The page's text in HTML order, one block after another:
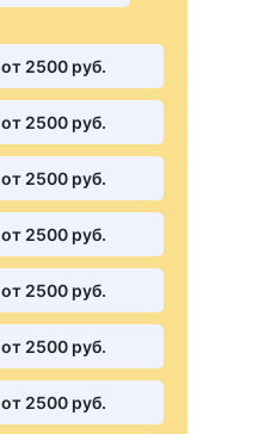
от 2500 pуб.
от 2500 pуб.
от 2500 pуб.
от 2500 pуб.
от 2500 pуб.
от 2500 pуб.
от 2500 pуб.